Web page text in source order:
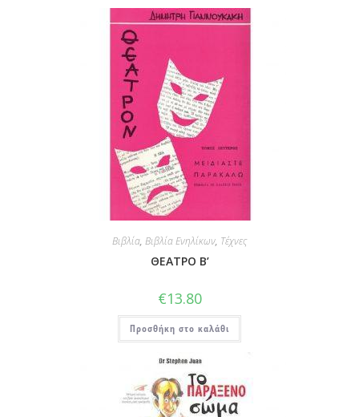
Βιβλία, Βιβλία Ενηλίκων, Τέχνες
ΘΕΑΤΡΟ Β’
€13.80
Προσθήκη στο καλάθι